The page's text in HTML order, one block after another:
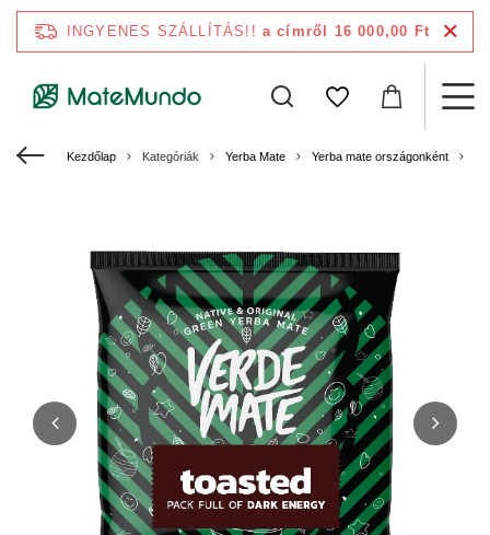
INGYENES SZÁLLÍTÁS!! a címről 16 000,00 Ft
Kezdőlap Kategóriák Yerba Mate Yerba mate országonként